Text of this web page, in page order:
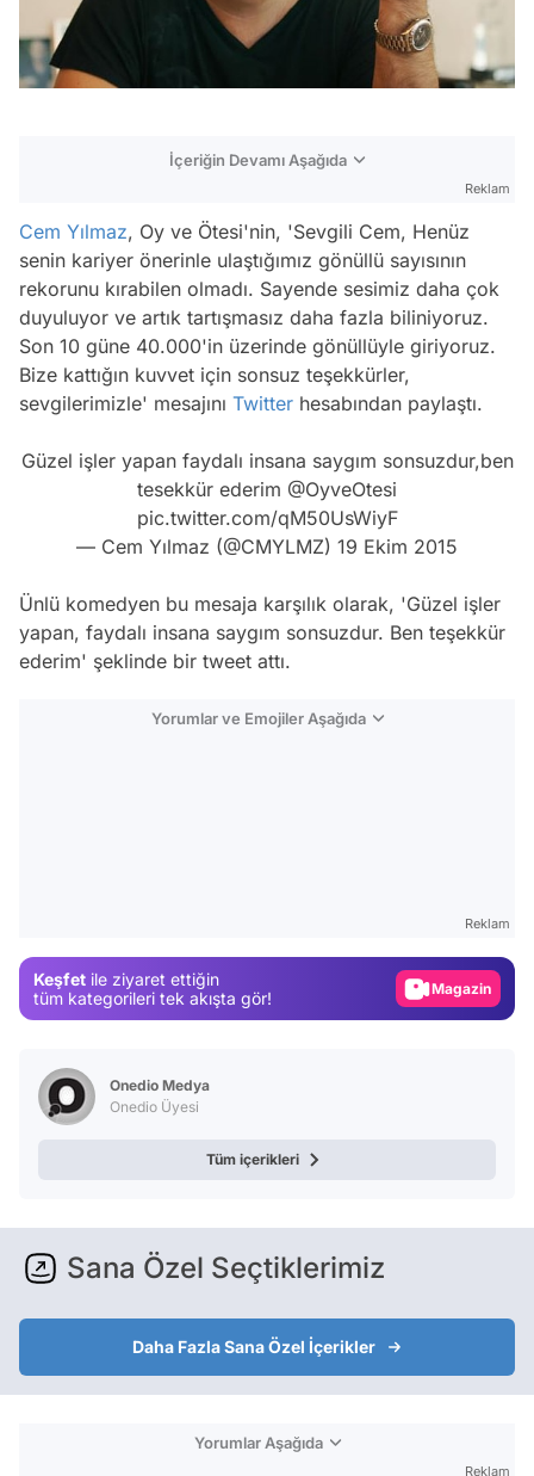
İçeriğin Devamı Aşağıda
Reklam
Cem Yılmaz, Oy ve Ötesi'nin, 'Sevgili Cem, Henüz
senin kariyer önerinle ulaştığımız gönüllü sayısının
rekorunu kırabilen olmadı. Sayende sesimiz daha çok
duyuluyor ve artık tartışmasız daha fazla biliniyoruz.
Son 10 güne 40.000'in üzerinde gönüllüyle giriyoruz.
Bize kattığın kuvvet için sonsuz teşekkürler,
sevgilerimizle' mesajını Twitter hesabından paylaştı.
Güzel işler yapan faydalı insana saygım sonsuzdur,ben
tesekkür ederim @OyveOtesi
pic.twitter.com/qM50UsWiyF
— Cem Yılmaz (@CMYLMZ) 19 Ekim 2015
Ünlü komedyen bu mesaja karşılık olarak, 'Güzel işler
yapan, faydalı insana saygım sonsuzdur. Ben teşekkür
ederim' şeklinde bir tweet attı.
Yorumlar ve Emojiler Aşağıda
Reklam
Keşfet ile ziyaret ettiğin
tüm kategorileri tek akışta gör!
Magazin
Onedio Medya
Onedio Üyesi
Tüm içerikleri
Sana Özel Seçtiklerimiz
Daha Fazla Sana Özel İçerikler
Yorumlar Aşağıda
Reklam